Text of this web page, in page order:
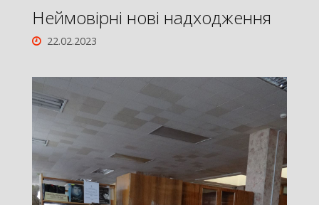
Неймовірні нові надходження
22.02.2023